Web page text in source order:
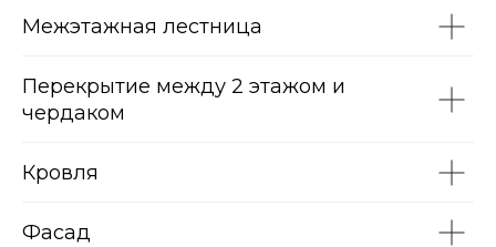
Межэтажная лестница
Перекрытие между 2 этажом и
чердаком
Кровля
Фасад